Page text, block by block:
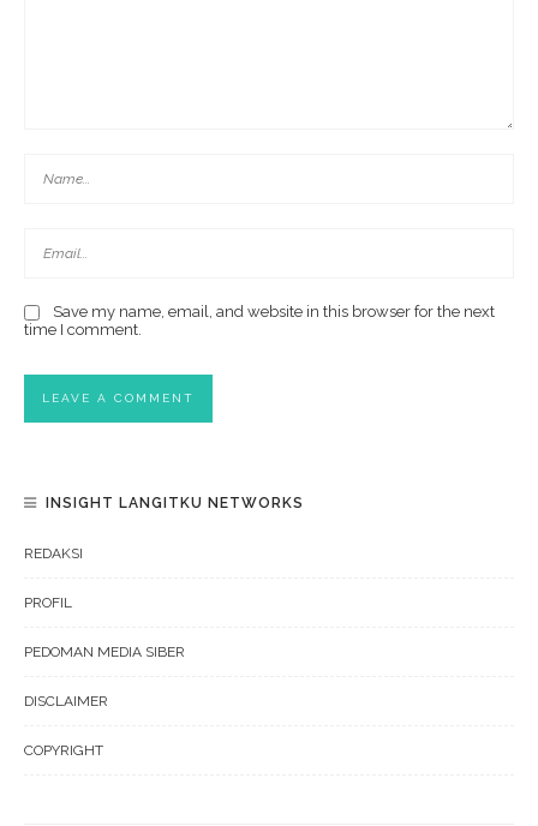
Save my name, email, and website in this browser for the next
time I comment.
INSIGHT LANGITKU NETWORKS
REDAKSI
PROFIL
PEDOMAN MEDIA SIBER
DISCLAIMER
COPYRIGHT